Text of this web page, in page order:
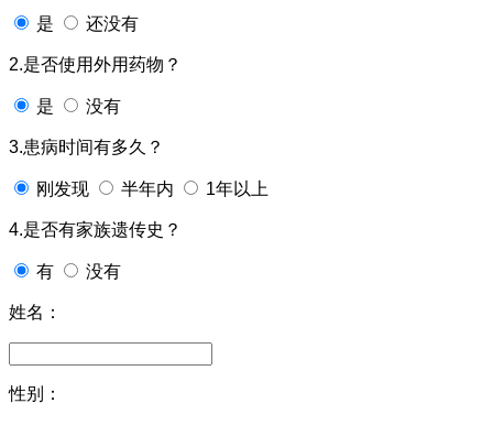
是 还没有
2.是否使用外用药物？
是 没有
3.患病时间有多久？
刚发现 半年内 1年以上
4.是否有家族遗传史？
有 没有
姓名：
性别：